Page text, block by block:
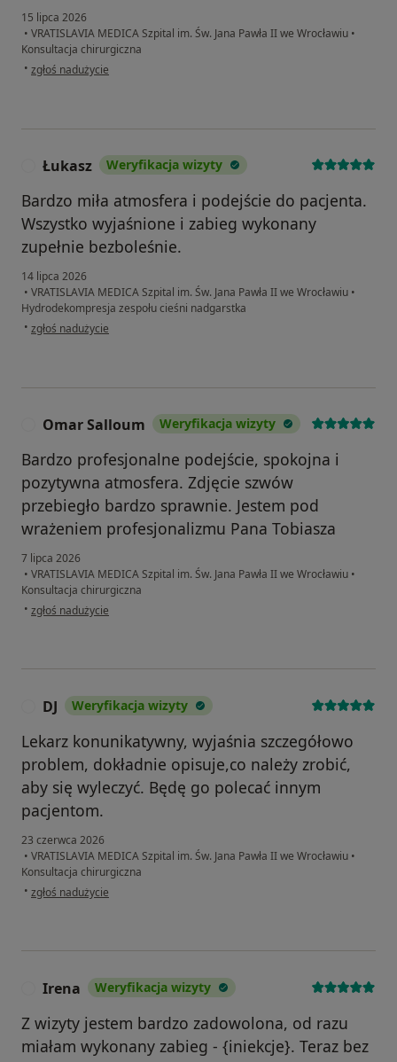
15 lipca 2026
• VRATISLAVIA MEDICA Szpital im. Św. Jana Pawła II we Wrocławiu •
Konsultacja chirurgiczna
• w opinii użytkownika KSB
zgłoś nadużycie
Łukasz Weryfikacja wizyty
Bardzo miła atmosfera i podejście do pacjenta.
Wszystko wyjaśnione i zabieg wykonany
zupełnie bezboleśnie.
14 lipca 2026
• VRATISLAVIA MEDICA Szpital im. Św. Jana Pawła II we Wrocławiu •
Hydrodekompresja zespołu cieśni nadgarstka
• w opinii użytkownika Łukasz
zgłoś nadużycie
Omar Salloum Weryfikacja wizyty
Bardzo profesjonalne podejście, spokojna i
pozytywna atmosfera. Zdjęcie szwów
przebiegło bardzo sprawnie. Jestem pod
wrażeniem profesjonalizmu Pana Tobiasza
7 lipca 2026
• VRATISLAVIA MEDICA Szpital im. Św. Jana Pawła II we Wrocławiu •
Konsultacja chirurgiczna
• w opinii użytkownika Omar Salloum
zgłoś nadużycie
DJ Weryfikacja wizyty
Lekarz konunikatywny, wyjaśnia szczegółowo
problem, dokładnie opisuje,co należy zrobić,
aby się wyleczyć. Będę go polecać innym
pacjentom.
23 czerwca 2026
• VRATISLAVIA MEDICA Szpital im. Św. Jana Pawła II we Wrocławiu •
Konsultacja chirurgiczna
• w opinii użytkownika DJ
zgłoś nadużycie
Irena Weryfikacja wizyty
Z wizyty jestem bardzo zadowolona, od razu
miałam wykonany zabieg - {iniekcje}. Teraz bez